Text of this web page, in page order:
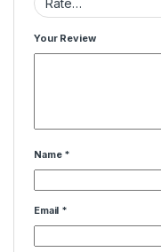
Your Review
Name *
Email *